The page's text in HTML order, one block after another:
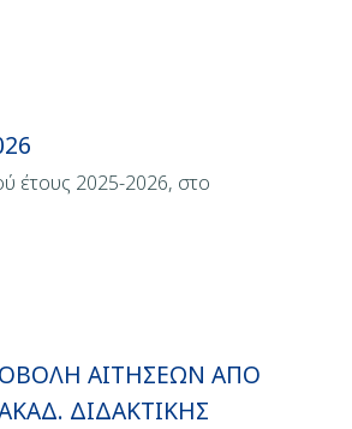
έτους 2025-2026, στo
ΑΙΤΗΣΕΩΝ ΑΠΟ
ΔΙΔΑΚΤΙΚΗΣ